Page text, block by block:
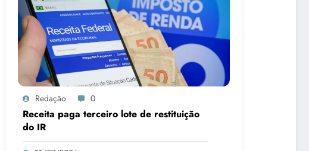
Redação 0
Receita paga terceiro lote de restituição
do IR